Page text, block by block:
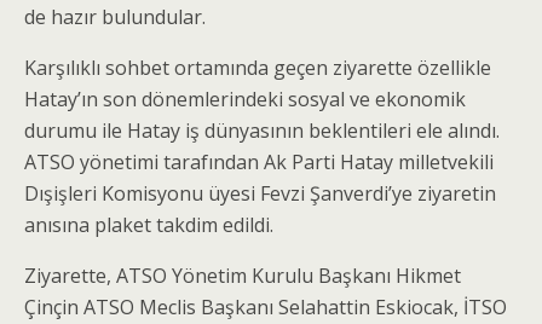
de hazır bulundular.
Karşılıklı sohbet ortamında geçen ziyarette özellikle
Hatay’ın son dönemlerindeki sosyal ve ekonomik
durumu ile Hatay iş dünyasının beklentileri ele alındı.
ATSO yönetimi tarafından Ak Parti Hatay milletvekili
Dışişleri Komisyonu üyesi Fevzi Şanverdi’ye ziyaretin
anısına plaket takdim edildi.
Ziyarette, ATSO Yönetim Kurulu Başkanı Hikmet
Çinçin ATSO Meclis Başkanı Selahattin Eskiocak, İTSO